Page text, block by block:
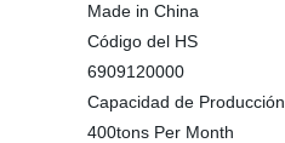
Made in China
Código del HS
6909120000
Capacidad de Producción
400tons Per Month